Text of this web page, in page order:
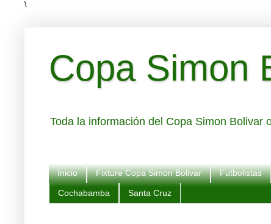
\
Copa Simon
Toda la información del Copa Simon Bolivar
Inicio Fixture Copa Simon Bolivar Futbolistas
Cochabamba Santa Cruz